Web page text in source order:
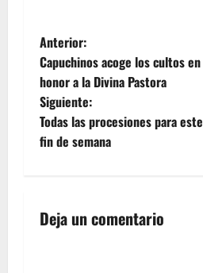
N
a
v
e
a
Anterior:
Capuchinos acoge los cultos en
honor a la Divina Pastora
Siguiente:
Todas las procesiones para este
fin de semana
Deja un comentario